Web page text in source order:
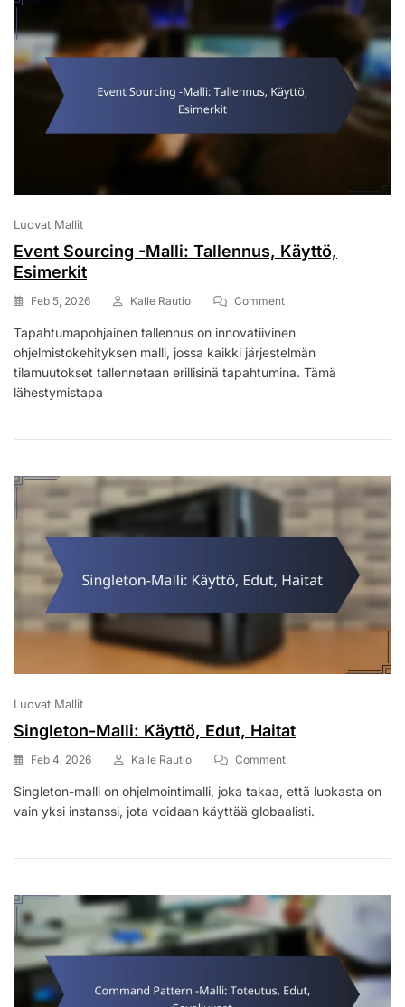
Luovat Mallit
Event Sourcing -Malli: Tallennus, Käyttö,
Esimerkit
Feb 5, 2026 Kalle Rautio CommentOn
Sourcing
-
Malli:
Tapahtumapohjainen tallennus on innovatiivinen
ohjelmistokehityksen malli, jossa kaikki järjestelmän
tilamuutokset tallennetaan erillisinä tapahtumina. Tämä
lähestymistapa
Luovat Mallit
Singleton-Malli: Käyttö, Edut, Haitat
Feb 4, 2026 Kalle Rautio CommentOn
Malli:
Käyttö,
Singleton-malli on ohjelmointimalli, joka takaa, että luokasta on
vain yksi instanssi, jota voidaan käyttää globaalisti.